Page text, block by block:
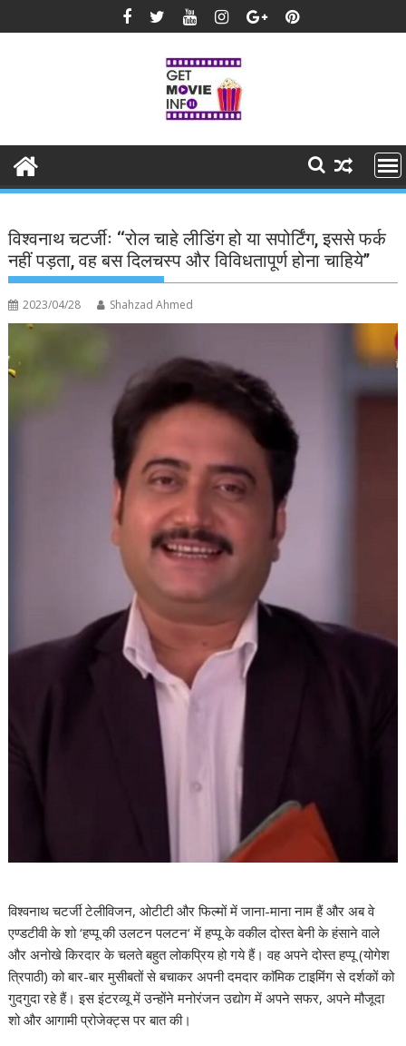
to
विश्वनाथ चटर्जीः ‘‘रोल चाहे लीडिंग हो या सपोर्टिंग, इससे फर्क
नहीं पड़ता, वह बस दिलचस्प और विविधतापूर्ण होना चाहिये’’
2023/04/28 Shahzad Ahmed
विश्वनाथ चटर्जी टेलीविजन, ओटीटी और फिल्मों में जाना-माना नाम हैं और अब वे
एण्डटीवी के शो ‘हप्पू की उलटन पलटन‘ में हप्पू के वकील दोस्त बेनी के हंसाने वाले
और अनोखे किरदार के चलते बहुत लोकप्रिय हो गये हैं। वह अपने दोस्त हप्पू (योगेश
त्रिपाठी) को बार-बार मुसीबतों से बचाकर अपनी दमदार काॅमिक टाइमिंग से दर्शकों को
गुदगुदा रहे हैं। इस इंटरव्यू में उन्होंने मनोरंजन उद्योग में अपने सफर, अपने मौजूदा
शो और आगामी प्रोजेक्ट्स पर बात की।